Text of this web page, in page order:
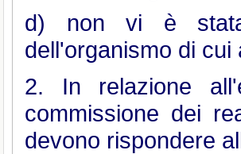
d) non vi è stata
dell'organismo di cui
2. In relazione
commissione dei
devono rispondere